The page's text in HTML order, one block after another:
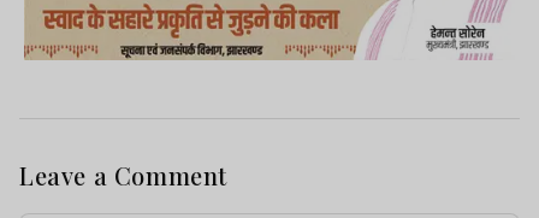
Leave a Comment